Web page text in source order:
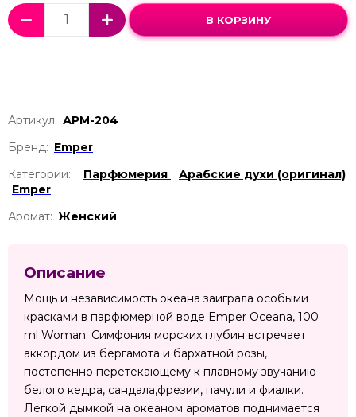
В КОРЗИНУ
Артикул: АРМ-204
Бренд: Emper
Категории:
Парфюмерия
Арабские духи (оригинал)
Emper
Аромат: Женский
Описание
Мощь и независимость океана заиграла особыми
красками в парфюмерной воде Emper Oceana, 100
ml Woman. Симфония морских глубин встречает
аккордом из бергамота и бархатной розы,
постепенно перетекающему к плавному звучанию
белого кедра, сандала,фрезии, пачули и фиалки.
Легкой дымкой на океаном ароматов поднимается